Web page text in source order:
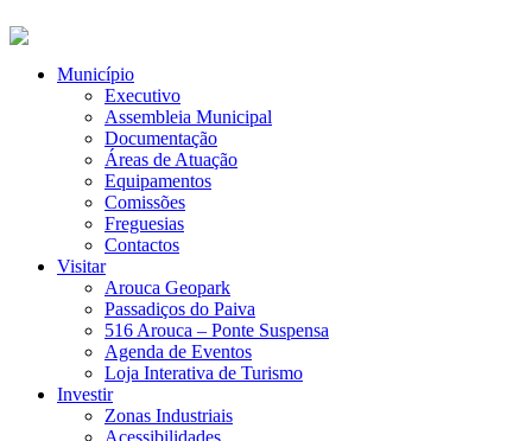
Município
Executivo
Assembleia Municipal
Documentação
Áreas de Atuação
Equipamentos
Comissões
Freguesias
Contactos
Visitar
Arouca Geopark
Passadiços do Paiva
516 Arouca – Ponte Suspensa
Agenda de Eventos
Loja Interativa de Turismo
Investir
Zonas Industriais
Acessibilidades